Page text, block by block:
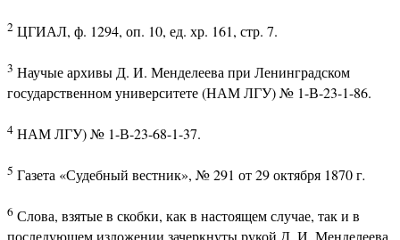
2 ЦГИАЛ, ф. 1294, оп. 10, ед. хр. 161, стр. 7.
3 Научые архивы Д. И. Менделеева при Ленинградском
государственном университете (НАМ ЛГУ) № 1-В-23-1-86.
4 НАМ ЛГУ) № 1-В-23-68-1-37.
5 Газета «Судебный вестник», № 291 от 29 октября 1870 г.
6 Слова, взятые в скобки, как в настоящем случае, так и в
последующем изложении зачеркнуты рукой Д. И, Менделеева.